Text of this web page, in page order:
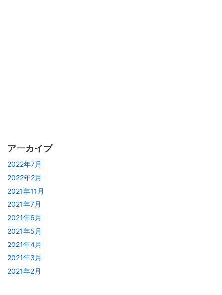
アーカイブ
2022年7月
2022年2月
2021年11月
2021年7月
2021年6月
2021年5月
2021年4月
2021年3月
2021年2月